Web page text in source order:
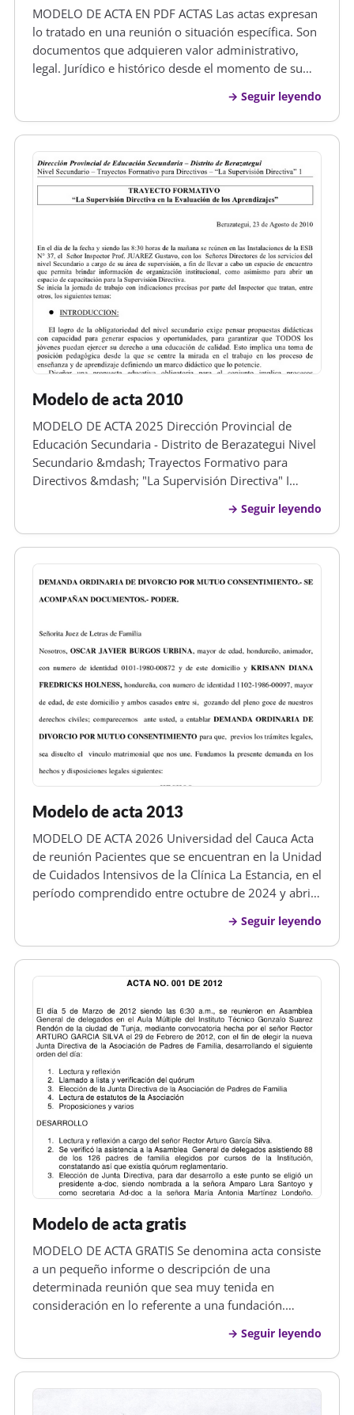
MODELO DE ACTA EN PDF ACTAS Las actas expresan
lo tratado en una reunión o situación específica. Son
documentos que adquieren valor administrativo,
legal. Jurídico e histórico desde el momento de su
características específicas del acta cada organización
debe cumplir con lo ord…
Seguir leyendo
Modelo de acta 2010
MODELO DE ACTA 2025 Dirección Provincial de
Educación Secundaria - Distrito de Berazategui Nivel
Secundario &mdash; Trayectos Formativo para
Directivos &mdash; "La Supervisión Directiva" I
la Evaluaión de los Aprendizajes" Berazategui, 23 de
Agosto de 2025 En el dia de l…
Seguir leyendo
Modelo de acta 2013
MODELO DE ACTA 2026 Universidad del Cauca Acta
de reunión Pacientes que se encuentran en la Unidad
de Cuidados Intensivos de la Clínica La Estancia, en el
período comprendido entre octubre de 2024 y abril
Tascón. residente del Departamento de Ciencias
Quirúrgicas, en tr…
Seguir leyendo
Modelo de acta gratis
MODELO DE ACTA GRATIS Se denomina acta consiste
a un pequeño informe o descripción de una
determinada reunión que sea muy tenida en
consideración en lo referente a una fundación.
correspondiente secretario de la asamblea y la
misma se ha de concebir lo más imparcialmente q…
Seguir leyendo